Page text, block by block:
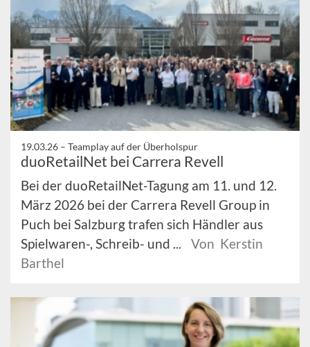
19.03.26 – Teamplay auf der Überholspur
duoRetailNet bei Carrera Revell
Bei der duoRetailNet-Tagung am 11. und 12.
März 2026 bei der Carrera Revell Group in
Puch bei Salzburg trafen sich Händler aus
Spielwaren-, Schreib- und ...
Von Kerstin
Barthel